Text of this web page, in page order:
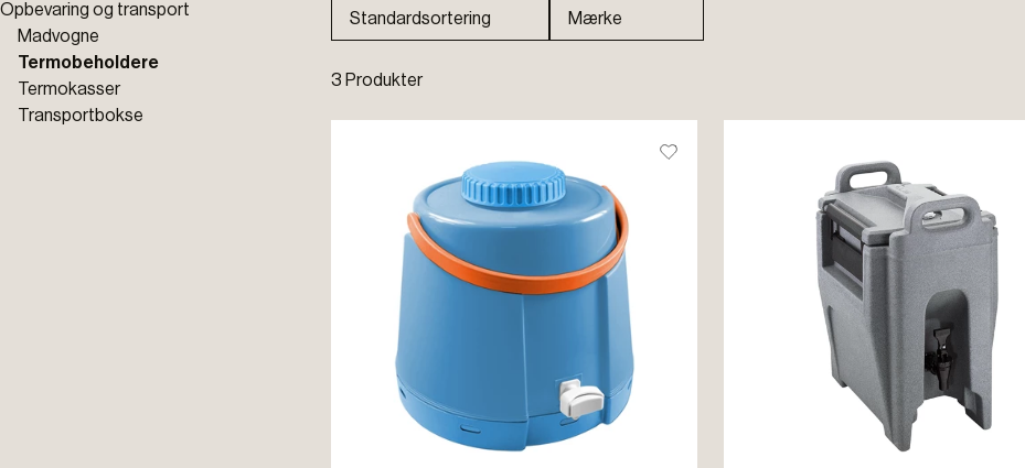
Opbevaring og transport
Madvogne
Termobeholdere
Termokasser
Transportbokse
Standardsortering Mærke
3 Produkter